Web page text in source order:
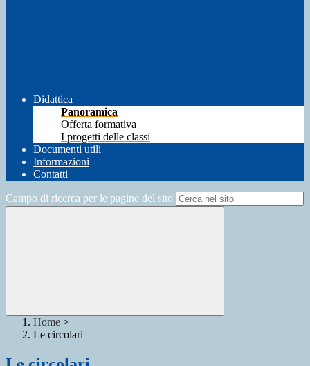
Didattica
Panoramica
Offerta formativa
I progetti delle classi
Documenti utili
Informazioni
Contatti
Campo di ricerca per le pagine del sito
Home >
Le circolari